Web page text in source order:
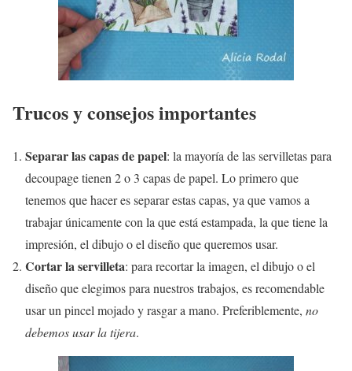
Trucos y consejos importantes
Separar las capas de papel: la mayoría de las servilletas para
decoupage tienen 2 o 3 capas de papel. Lo primero que
tenemos que hacer es separar estas capas, ya que vamos a
trabajar únicamente con la que está estampada, la que tiene la
impresión, el dibujo o el diseño que queremos usar.
Cortar la servilleta: para recortar la imagen, el dibujo o el
diseño que elegimos para nuestros trabajos, es recomendable
usar un pincel mojado y rasgar a mano. Preferiblemente, no
debemos usar la tijera.